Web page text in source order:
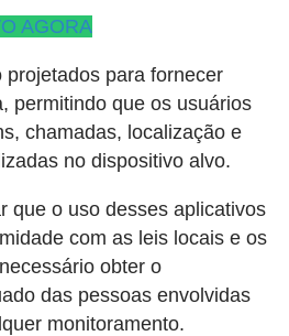
AGORA
projetados para fornecer
permitindo que os usuários
chamadas, localização e
no dispositivo alvo.
que o uso desses aplicativos
com as leis locais e os
obter o
das pessoas envolvidas
monitoramento.